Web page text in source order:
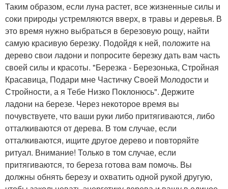
Таким образом, если луна растет, все жизненные силы и
соки природы устремляются вверх, в травы и деревья. В
это время нужно выбраться в березовую рощу, найти
самую красивую березку. Подойдя к ней, положите на
дерево свои ладони и попросите березку дать вам часть
своей силы и красоты. "Березка - Березонька, Стройная
Красавица, Подари мне Частичку Своей Молодости и
Стройности, а я Тебе Низко Поклонюсь". Держите
ладони на березе. Через некоторое время вы
почувствуете, что ваши руки либо притягиваются, либо
отталкиваются от дерева. В том случае, если
отталкиваются, ищите другое дерево и повторяйте
ритуал. Внимание! Только в том случае, если
притягиваются, то береза готова вам помочь. Вы
должны обнять березу и охватить одной рукой другую,